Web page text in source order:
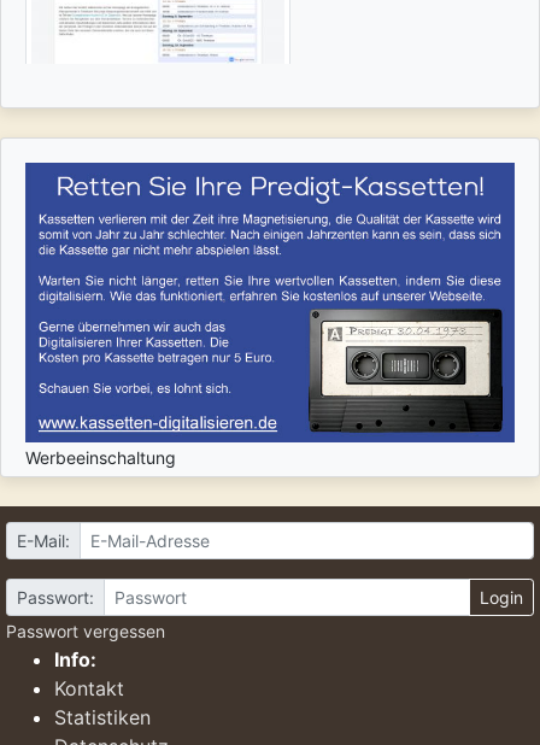
Werbeeinschaltung
E-Mail:
Passwort:
Login
Passwort vergessen
Info:
Kontakt
Statistiken